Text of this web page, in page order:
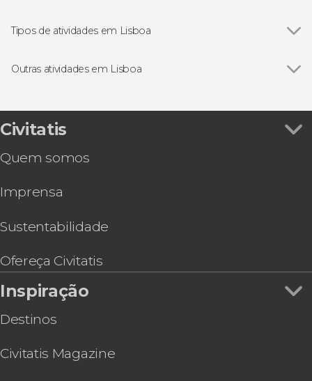
Torre de Belém
Padrão dos Descobrimentos
Tipos de atividades em Lisboa
Free Tour
Folclore tradicional
Gastronomia e enoturismo
Outras atividades em Lisboa
da Batalha em grupo reduzido
Excursão ao Algarve
Excursão a Sintra, Nazaré e Fátima
Tour pelo Estádio do Benfica
Excursão a Arrábida e Sesimbra
Tour de ônibus anfíbio por Lisboa
Civitatis
Quem somos
Imprensa
Sustentabilidade
Ofereça Civitatis
Inspiração
Destinos
Civitatis Magazine